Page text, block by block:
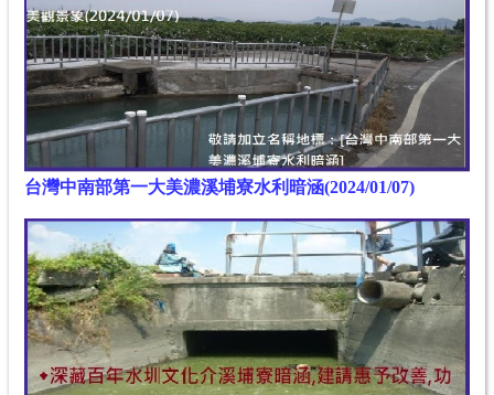
台灣中南部第一大美濃溪埔寮水利暗涵(2024/01/07)